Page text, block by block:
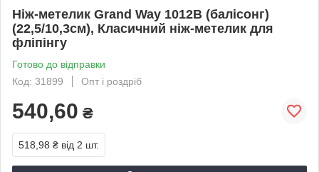
Ніж-метелик Grand Way 1012B (балісонг)
(22,5/10,3см), Класичний ніж-метелик для
фліпінгу
Готово до відправки
Код: 31899
Опт і роздріб
540,60 ₴
518,98 ₴ від 2 шт.